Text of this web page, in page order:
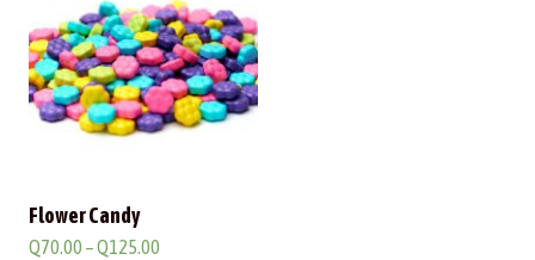
Flower Candy
Q70.00 –Q125.00